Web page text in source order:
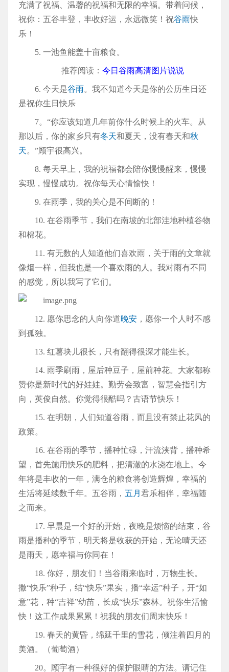
充满了祝福、温馨的祝福和无限的幸福。带着问候，
祝你：五谷丰登，丰收好运，永远微笑！祝谷雨快
乐！
5. 一池鱼能盖十亩粮食。
推荐阅读： 今日谷雨高清图片说说
6. 今天是谷雨。我不知道今天是你的公历生日还
是祝你生日快乐
7。“你应该知道几年前你什么时候上的火车。从
那以后，你的家乡只有冬天和夏天，没有春天和秋
天。”顾宇很高兴。
8. 每天早上，我的祝福都会陪你慢慢醒来，慢慢
实现，慢慢成功。祝你每天心情愉快！
9. 在雨季，我的关心是不间断的！
10. 在谷雨季节，我们在南坡的北部洼地种植谷物
和棉花。
11. 有无数的人知道他们喜欢雨，关于雨的文章就
像烟一样，但我也是一个喜欢雨的人。我对雨有不同
的感觉，所以我写了它们。
12. 愿你思念的人向你道晚安 ，愿你一个人时不感
到孤独。
13. 红薯块儿很长，只有翻得很深才能生长。
14. 雨季刷雨，屋后种豆子，屋前种花。大家都称
赞你是新时代的好娃娃。勤劳会致富，智慧会指引方
向，英俊自然。你觉得很酷吗？古语节快乐！
15. 在明朝，人们知道谷雨，而且没有禁止花风的
政策。
16. 在谷雨的季节，播种忙碌，汗流浃背，播种希
望，首先施用快乐的肥料，把清澈的水浇在地上。今
年将是丰收的一年，满仓的粮食将创造辉煌，幸福的
生活将延续数千年。五谷雨， 五月 君乐相伴，幸福随
之而来。
17. 早晨是一个好的开始，夜晚是烦恼的结束，谷
雨是播种的季节，明天将是收获的开始，无论晴天还
是雨天，愿幸福与你同在！
18. 你好，朋友们！当谷雨来临时，万物生长。
撒“快乐”种子，结“快乐”果实，播“幸运”种子，开“如
意”花，种“吉祥”幼苗，长成“快乐”森林。祝你生活愉
快！这工作成果累累！祝我的朋友们周末快乐！
19. 春天的黄昏，绵延千里的雪花，倾注着四月的
美酒。（葡萄酒）
20。顾宇有一种很好的保护眼睛的方法。请记住